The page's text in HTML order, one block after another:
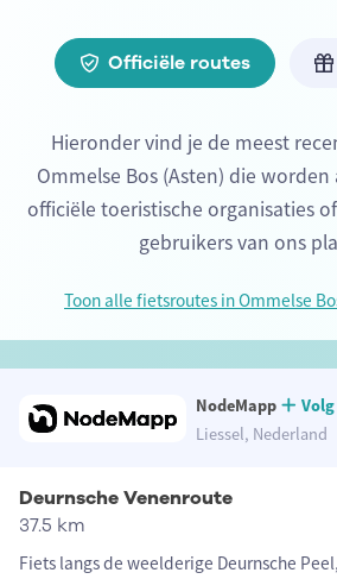
Officiële routes
Hieronder vind je de meest
Ommelse Bos (Asten) die
officiële toeristische organisaties
gebruikers van ons
Toon alle fietsroutes in Ommelse
NodeMapp
Volg
Liessel, Nederland
Deurnsche Venenroute
37.5 km
Fiets langs de weelderige Deurnsche